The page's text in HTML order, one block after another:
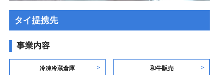
タイ提携先
事業内容
冷凍冷蔵倉庫 和牛販売